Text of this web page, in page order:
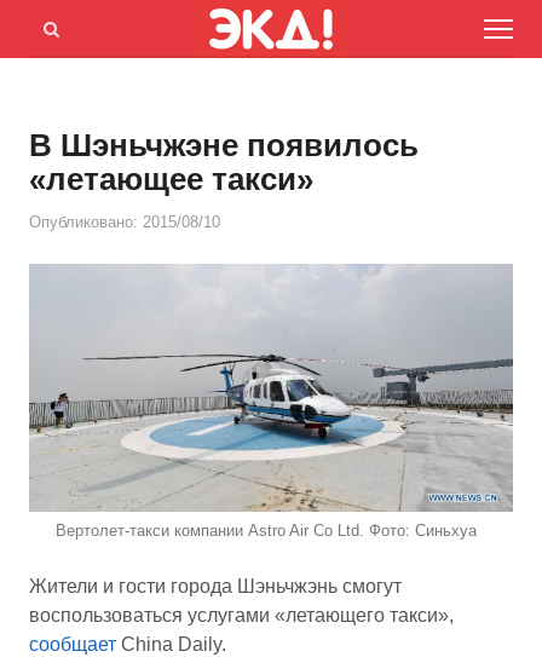
Menu
Открыть
В Шэньчжэне появилось
«летающее такси»
Опубликовано: 2015/08/10
Вертолет-такси компании Astro Air Co Ltd. Фото: Синьхуа
Жители и гости города Шэньчжэнь смогут
воспользоваться услугами «летающего такси»,
сообщает China Daily.